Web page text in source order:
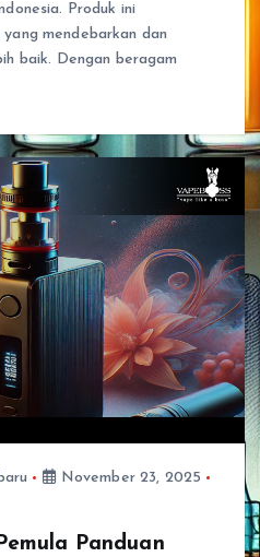
Produk ini
mendebarkan dan
baik. Dengan beragam
November 23, 2025
Panduan